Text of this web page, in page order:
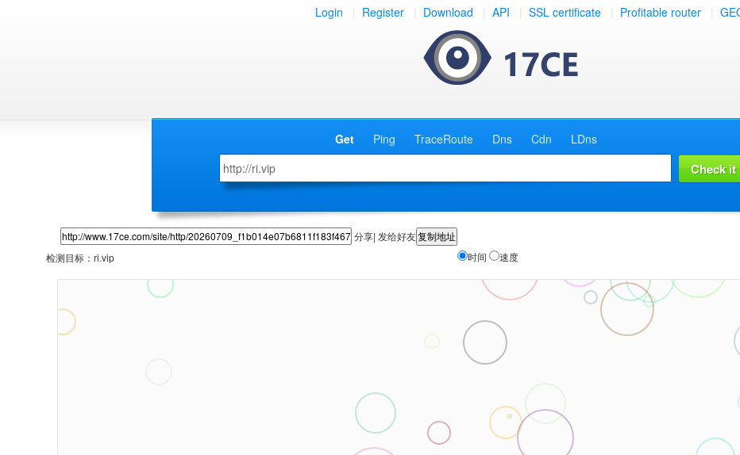
Login Register Download API SSL certificate Profitable router
Get Ping TraceRoute Dns Cdn
LDns
分享| 发给好友
检测目标： ri.vip 时间 速度